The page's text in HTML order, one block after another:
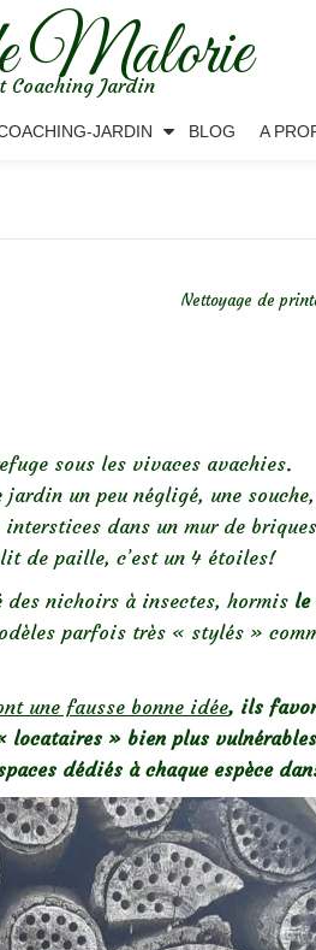
Malorie
Coaching Jardin
JARDIN BLOG A
Nettoyage de
sous les vivaces avachies.
un peu négligé, une
dans un mur de
de paille, c’est un 4 étoiles!
des nichoirs à insectes, hormis le
parfois très « stylés »
une fausse bonne idée, ils
locataires » bien plus
dédiés à chaque espèce